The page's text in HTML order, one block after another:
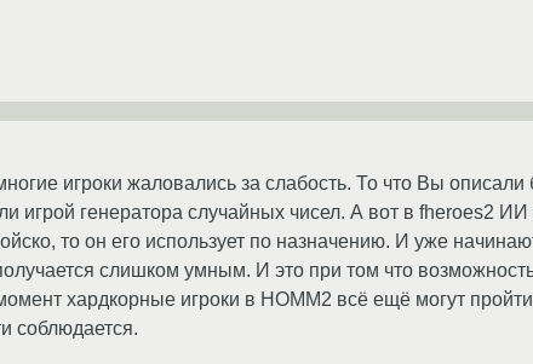
игроки жаловались за слабость. То что Вы описали
игрой генератора случайных чисел. А вот в fheroes2 ИИ
то он его использует по назначению. И уже
слишком умным. И это при том что
хардкорные игроки в HOMM2 всё ещё могут
соблюдается.